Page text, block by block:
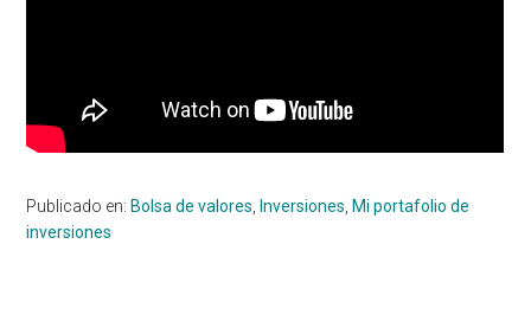
Publicado en: Bolsa de valores Inversiones Mi portafolio de
inversiones